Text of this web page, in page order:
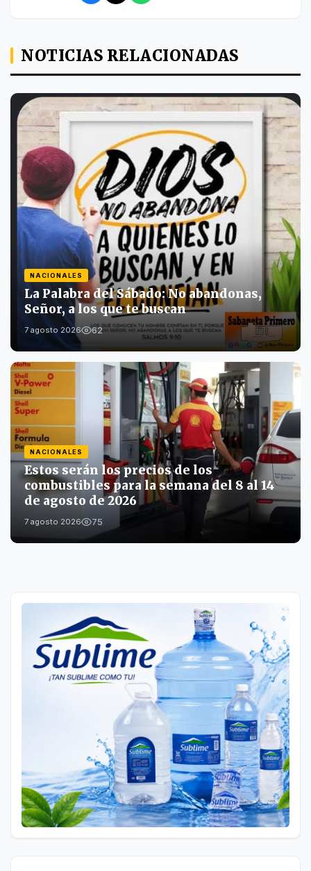
NOTICIAS RELACIONADAS
NACIONALES
La Palabra del Sábado: No abandonas,
Señor, a los que te buscan
7 agosto 2026 62
NACIONALES
Estos serán los precios de los
combustibles para la semana del 8 al 14
de agosto de 2026
7 agosto 2026 75